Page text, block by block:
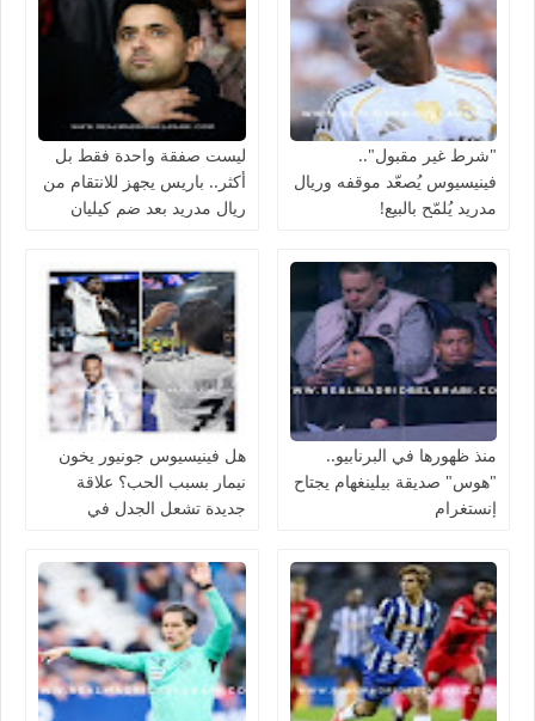
"شرط غير مقبول"..
فينيسيوس يُصعّد موقفه وريال
مدريد يُلمّح بالبيع!
ليست صفقة واحدة فقط بل
أكثر.. باريس يجهز للانتقام من
ريال مدريد بعد ضم كيليان
منذ ظهورها في البرنابيو..
"هوس" صديقة بيلينغهام يجتاح
إنستغرام
هل فينيسيوس جونيور يخون
نيمار بسبب الحب؟ علاقة
جديدة تشعل الجدل في